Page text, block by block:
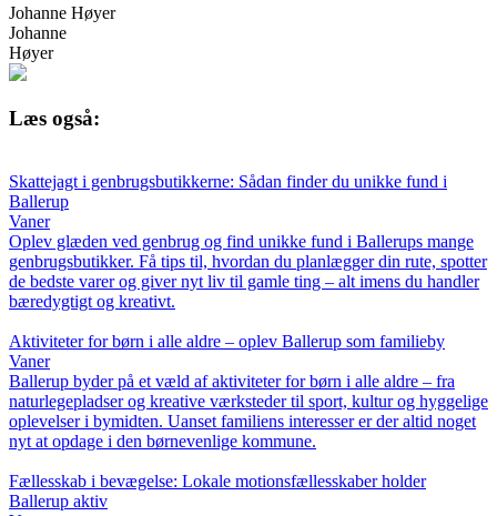
Johanne Høyer
Johanne
Høyer
Læs også:
Skattejagt i genbrugsbutikkerne: Sådan finder du unikke fund i
Ballerup
Vaner
Oplev glæden ved genbrug og find unikke fund i Ballerups mange
genbrugsbutikker. Få tips til, hvordan du planlægger din rute, spotter
de bedste varer og giver nyt liv til gamle ting – alt imens du handler
bæredygtigt og kreativt.
Aktiviteter for børn i alle aldre – oplev Ballerup som familieby
Vaner
Ballerup byder på et væld af aktiviteter for børn i alle aldre – fra
naturlegepladser og kreative værksteder til sport, kultur og hyggelige
oplevelser i bymidten. Uanset familiens interesser er der altid noget
nyt at opdage i den børnevenlige kommune.
Fællesskab i bevægelse: Lokale motionsfællesskaber holder
Ballerup aktiv